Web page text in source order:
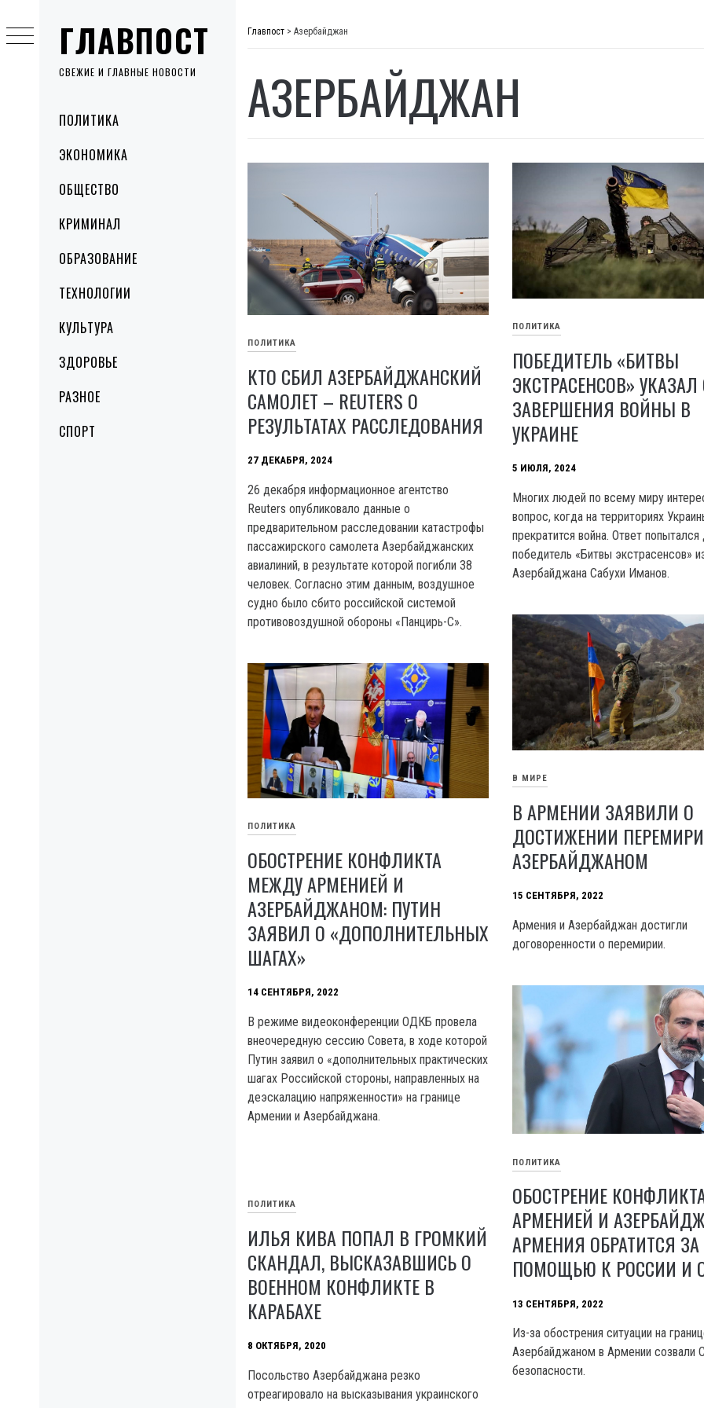
ГЛАВПОСТ
СВЕЖИЕ И ГЛАВНЫЕ НОВОСТИ
MenuПОЛИТИКА
ЭКОНОМИКА
ОБЩЕСТВО
КРИМИНАЛ
ОБРАЗОВАНИЕ
ТЕХНОЛОГИИ
КУЛЬТУРА
ЗДОРОВЬЕ
РАЗНОЕ
СПОРТ
to
content
Главпост > Азербайджан
АЗЕРБАЙДЖАН
ПОЛИТИКА
КТО СБИЛ АЗЕРБАЙДЖАНСКИЙ
САМОЛЕТ – REUTERS О
РЕЗУЛЬТАТАХ РАССЛЕДОВАНИЯ
27 ДЕКАБРЯ, 2024
26 декабря информационное агентство
Reuters опубликовало данные о
предварительном расследовании катастрофы
пассажирского самолета Азербайджанских
авиалиний, в результате которой погибли 38
человек. Согласно этим данным, воздушное
судно было сбито российской системой
противовоздушной обороны «Панцирь-С».
ПОЛИТИКА
ПОБЕДИТЕЛЬ «БИТВЫ
ЭКСТРАСЕНСОВ»
ЗАВЕРШЕНИЯ ВОЙНЫ В
УКРАИНЕ
5 ИЮЛЯ, 2024
Многих людей по всему миру
вопрос, когда на территориях
прекратится война. Ответ попытался
победитель «Битвы экстрасенсов»
Азербайджана Сабухи Иманов.
В МИРЕ
В АРМЕНИИ ЗАЯВИЛИ О
ДОСТИЖЕНИИ
АЗЕРБАЙДЖАНОМ
15 СЕНТЯБРЯ, 2022
Армения и Азербайджан достигли
договоренности о перемирии.
ПОЛИТИКА
ОБОСТРЕНИЕ КОНФЛИКТА
МЕЖДУ АРМЕНИЕЙ И
АЗЕРБАЙДЖАНОМ: ПУТИН
ЗАЯВИЛ О «ДОПОЛНИТЕЛЬНЫХ
ШАГАХ»
14 СЕНТЯБРЯ, 2022
В режиме видеоконференции ОДКБ провела
внеочередную сессию Совета, в ходе которой
Путин заявил о «дополнительных практических
шагах Российской стороны, направленных на
деэскалацию напряженности» на границе
Армении и Азербайджана.
ПОЛИТИКА
ОБОСТРЕНИЕ
АРМЕНИЕЙ И
АРМЕНИЯ ОБРАТИТСЯ ЗА
ПОМОЩЬЮ К РОССИИ И
13 СЕНТЯБРЯ, 2022
Из-за обострения ситуации на
Азербайджаном в Армении созвали
безопасности.
ПОЛИТИКА
ИЛЬЯ КИВА ПОПАЛ В ГРОМКИЙ
СКАНДАЛ, ВЫСКАЗАВШИСЬ О
ВОЕННОМ КОНФЛИКТЕ В
КАРАБАХЕ
8 ОКТЯБРЯ, 2020
Посольство Азербайджана резко
отреагировало на высказывания украинского